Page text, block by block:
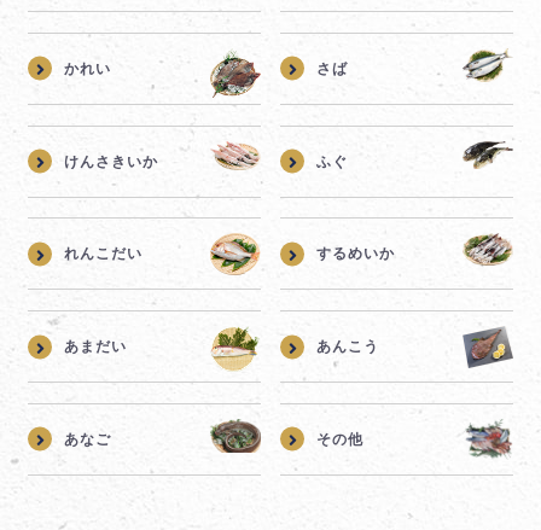
かれい さば
けんさきいか ふぐ
れんこだい するめいか
あまだい あんこう
あなご その他